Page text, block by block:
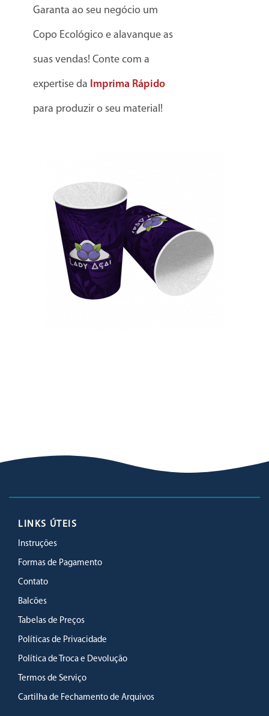
Garanta ao seu negócio um
Copo Ecológico e alavanque as
suas vendas! Conte com a
expertise da Imprima Rápido
para produzir o seu material!
LINKS ÚTEIS
Instruções
Formas de Pagamento
Contato
Balcões
Tabelas de Preços
Políticas de Privacidade
Política de Troca e Devolução
Termos de Serviço
Cartilha de Fechamento de Arquivos